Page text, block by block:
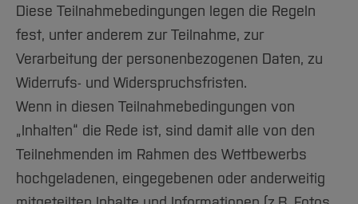
Diese Teilnahmebedingungen legen die Regeln
fest, unter anderem zur Teilnahme, zur
Verarbeitung der personenbezogenen Daten, zu
Widerrufs- und Widerspruchsfristen.
Wenn in diesen Teilnahmebedingungen von
„Inhalten“ die Rede ist, sind damit alle von den
Teilnehmenden im Rahmen des Wettbewerbs
hochgeladenen, eingegebenen oder anderweitig